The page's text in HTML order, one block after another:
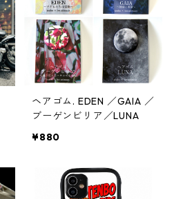
ヘアゴム. EDEN ／GAIA ／
ブーゲンビリア／LUNA
¥880